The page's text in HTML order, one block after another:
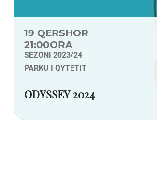
19 QERSHOR
21:00ORA
SEZONI 2023/24
PARKU I QYTETIT
ODYSSEY 2024